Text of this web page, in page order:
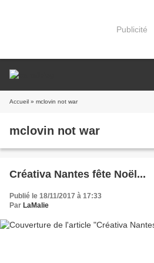
Publicité
Accueil » mclovin not war
mclovin not war
Créativa Nantes fête Noël...
Publié le 18/11/2017 à 17:33
Par LaMalie